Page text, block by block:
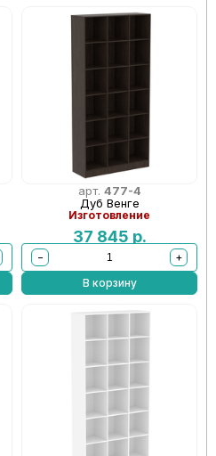
арт. 477-4
Дуб Венге
Изготовление
37 845 р.
−
+
В корзину